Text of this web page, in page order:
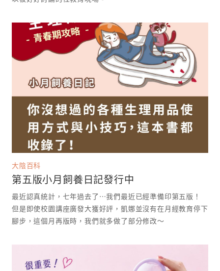
大陰百科
第五版小月飼養日記發行中
最近認真統計，七年過去了⋯我們最近已經準備印第五版！
但是即使校園講座廣發大獲好評，凱娜並沒有在月經教育停下
腳步，這個月再版時，我們就多做了部分修改～